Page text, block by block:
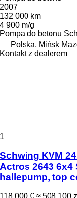
2007
132 000 km
4 900 m/g
Pompa do betonu
Polska, Mińsk
Kontakt z dealerem
1
Schwing KVM
Actros 2643 6x4
hallepump, top
118 000 € ≈ 508 100